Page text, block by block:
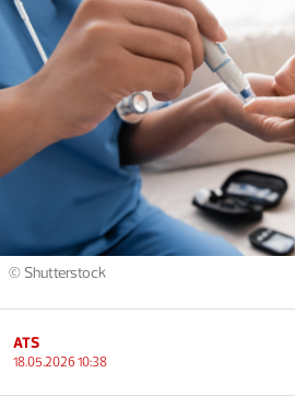
© Shutterstock
ATS
18.05.2026 10:38